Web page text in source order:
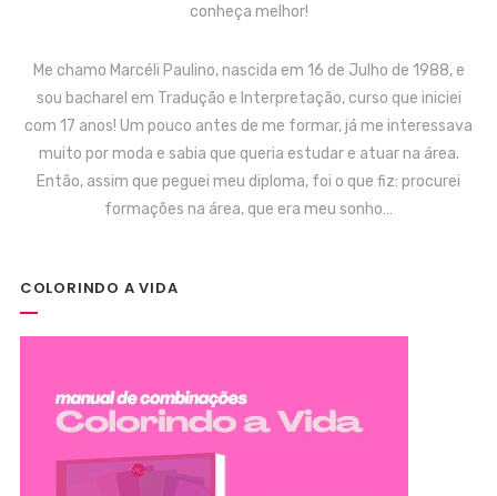
conheça melhor!
Me chamo Marcéli Paulino, nascida em 16 de Julho de 1988, e
sou bacharel em Tradução e Interpretação, curso que iniciei
com 17 anos! Um pouco antes de me formar, já me interessava
muito por moda e sabia que queria estudar e atuar na área.
Então, assim que peguei meu diploma, foi o que fiz: procurei
formações na área, que era meu sonho…
COLORINDO A VIDA